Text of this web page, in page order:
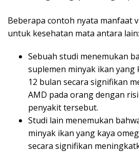
Beberapa contoh nyata manfaat
untuk kesehatan mata antara lain:
Sebuah studi menemukan
suplemen minyak ikan yang
12 bulan secara signifikan
AMD pada orang dengan
penyakit tersebut.
Studi lain menemukan
minyak ikan yang kaya
secara signifikan